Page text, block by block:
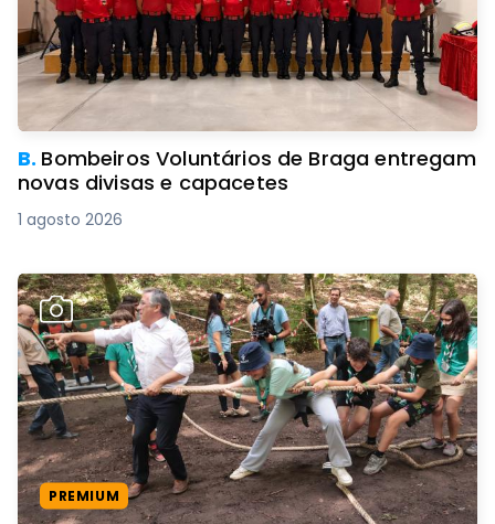
B. Bombeiros Voluntários de Braga entregam
novas divisas e capacetes
1 agosto 2026
PREMIUM